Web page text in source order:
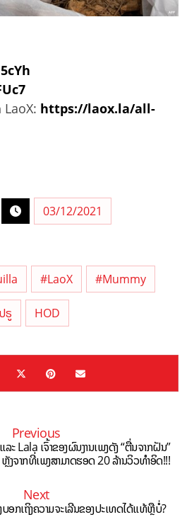
https://laox.la/all-
03/12/2021
#LaoX #Mummy
ຣູ HOD
Previous
ະ Lala ເຈົ້າຂອງຜົນງານເພງດັງ “ຕື່ນຈາກຝັນ”
ຫຼັງຈາກທີ່ເພງສາມາດຮອດ 20 ລ້ານວິວທຳອິດ!!!
Next
ອກເຖິງຄວາມຈະເລີນຂອງປະເທດໄດ້ແທ້ຫຼືບໍ່?